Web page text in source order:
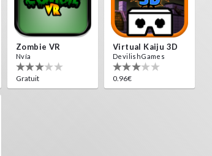
Zombie VR
Nvía
Gratuit
Virtual Kaiju 3D
DevilishGames
0.96€